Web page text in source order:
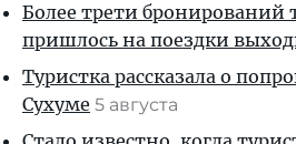
Более трети бронирований
пришлось на поездки
Туристка рассказала о
Сухуме 5 августа